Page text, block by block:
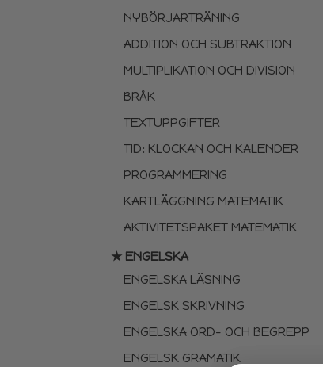
NYBÖRJARTRÄNING
ADDITION OCH SUBTRAKTION
MULTIPLIKATION OCH DIVISION
BRÅK
TEXTUPPGIFTER
TID: KLOCKAN OCH KALENDER
PROGRAMMERING
KARTLÄGGNING MATEMATIK
AKTIVITETSPAKET MATEMATIK
★ ENGELSKA
ENGELSKA LÄSNING
ENGELSK SKRIVNING
ENGELSKA ORD- OCH BEGREPP
ENGELSK GRAMATIK